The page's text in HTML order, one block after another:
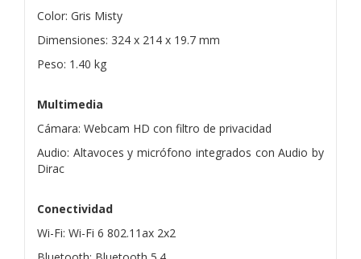
Color: Gris Misty
Dimensiones: 324 x 214 x 19.7 mm
Peso: 1.40 kg
Multimedia
Cámara: Webcam HD con filtro de privacidad
Audio: Altavoces y micrófono integrados con Audio by
Dirac
Conectividad
Wi-Fi: Wi-Fi 6 802.11ax 2x2